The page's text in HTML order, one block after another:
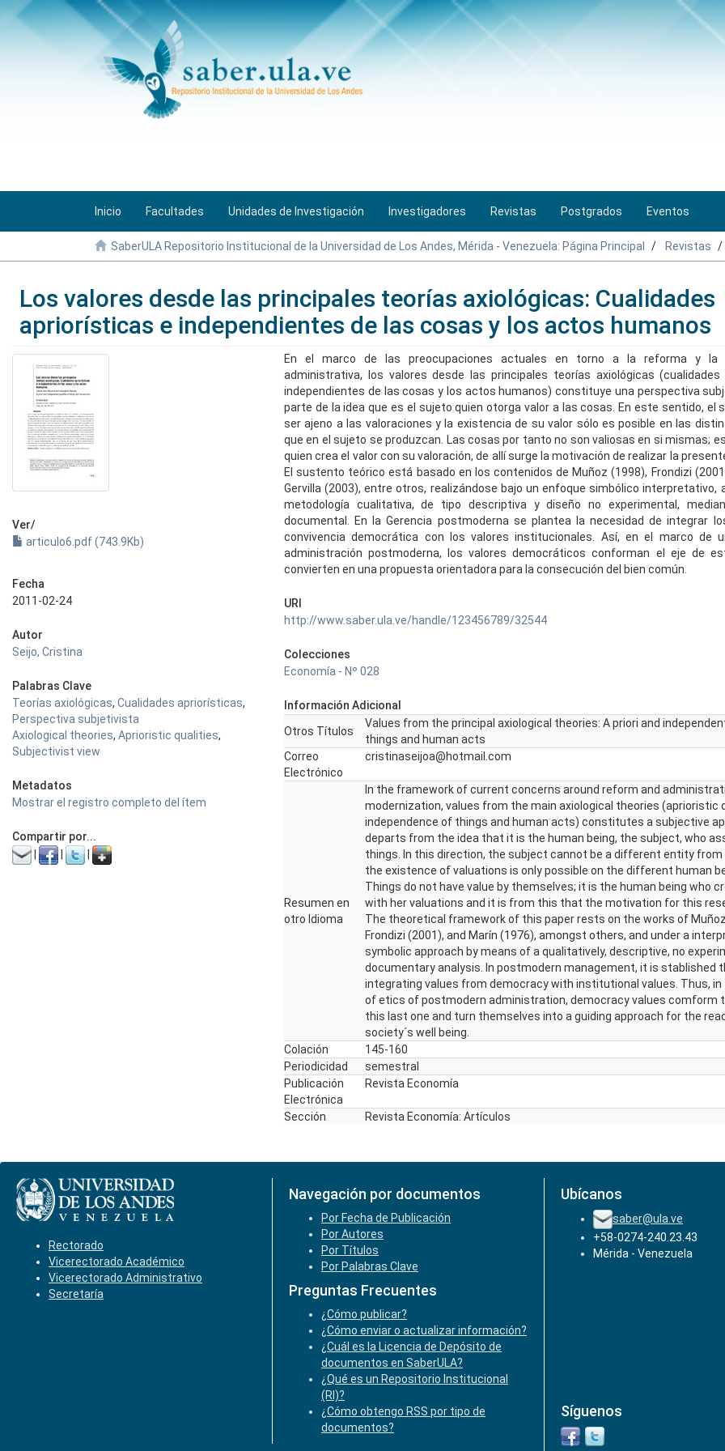
Inicio Facultades Unidades de Investigación Investigadores Revistas Postgrados Eventos
SaberULA Repositorio Institucional de la Universidad de Los Andes, Mérida - Venezuela: Página Principal Revistas
Los valores desde las principales teorías axiológicas: Cualidades
apriorísticas e independientes de las cosas y los actos humanos
Ver/
articulo6.pdf (743.9Kb)
Fecha
2011-02-24
Autor
Seijo, Cristina
Palabras Clave
Teorías axiológicas, Cualidades apriorísticas,
Perspectiva subjetivista
Axiological theories, Aprioristic qualities,
Subjectivist view
Metadatos
Mostrar el registro completo del ítem
Compartir por...
En el marco de las preocupaciones actuales en torno a la reforma y la
administrativa, los valores desde las principales teorías axiológicas
independientes de las cosas y los actos humanos) constituye una perspectiva
parte de la idea que es el sujeto quien otorga valor a las cosas. En este sentido, el
ser ajeno a las valoraciones y la existencia de su valor sólo es posible en las
que en el sujeto se produzcan. Las cosas por tanto no son valiosas en si mismas;
quien crea el valor con su valoración, de allí surge la motivación de realizar la
El sustento teórico está basado en los contenidos de Muñoz (1998), Frondizi
Gervilla (2003), entre otros, realizándose bajo un enfoque simbólico interpretativo,
metodología cualitativa, de tipo descriptiva y diseño no experimental,
documental. En la Gerencia postmoderna se plantea la necesidad de integrar
convivencia democrática con los valores institucionales. Así, en el marco de
administración postmoderna, los valores democráticos conforman el eje de
convierten en una propuesta orientadora para la consecución del bien común.
URI
http://www.saber.ula.ve/handle/123456789/32544
Colecciones
Economía - Nº 028
Información Adicional
Otros Títulos
Values from the principal axiological theories: A priori and
things and human acts
Correo
Electrónico
cristinaseijoa@hotmail.com
Resumen en
otro Idioma
In the framework of current concerns around reform and
modernization, values from the main axiological theories (aprioristic
independence of things and human acts) constitutes a subjective
departs from the idea that it is the human being, the subject, who
things. In this direction, the subject cannot be a different entity from
the existence of valuations is only possible on the different human
Things do not have value by themselves; it is the human being who
with her valuations and it is from this that the motivation for this
The theoretical framework of this paper rests on the works of
Frondizi (2001), and Marín (1976), amongst others, and under a
symbolic approach by means of a qualitatively, descriptive, no
documentary analysis. In postmodern management, it is stablished
integrating values from democracy with institutional values. Thus,
of etics of postmodern administration, democracy values comform
this last one and turn themselves into a guiding approach for the
society´s well being.
Colación
145-160
Periodicidad
semestral
Publicación
Electrónica
Revista Economía
Sección Revista Economía: Artículos
Rectorado
Vicerectorado Académico
Vicerectorado Administrativo
Secretaría
Navegación por documentos
Por Fecha de Publicación
Por Autores
Por Títulos
Por Palabras Clave
Preguntas Frecuentes
¿Cómo publicar?
¿Cómo enviar o actualizar información?
¿Cuál es la Licencia de Depósito de
documentos en SaberULA?
¿Qué es un Repositorio Institucional
(RI)?
¿Cómo obtengo RSS por tipo de
documentos?
Ubícanos
saber@ula.ve
+58-0274-240.23.43
Mérida - Venezuela
Síguenos